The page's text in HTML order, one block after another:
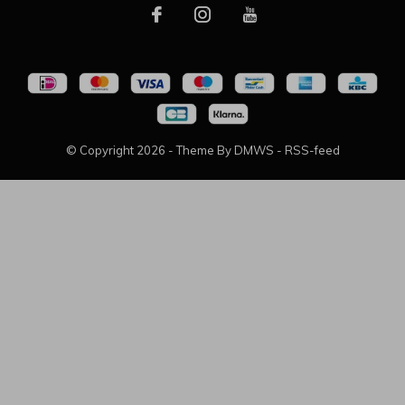
© Copyright 2026 - Theme By DMWS - RSS-feed